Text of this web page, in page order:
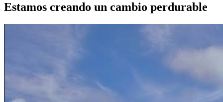
Estamos creando un cambio perdurable